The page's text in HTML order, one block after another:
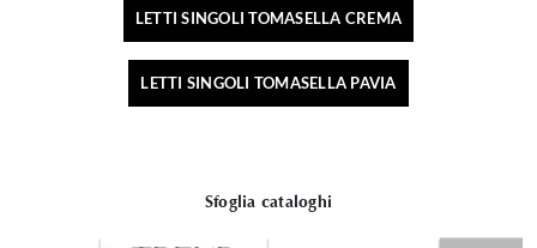
LETTI SINGOLI TOMASELLA CREMA
LETTI SINGOLI TOMASELLA PAVIA
Sfoglia cataloghi